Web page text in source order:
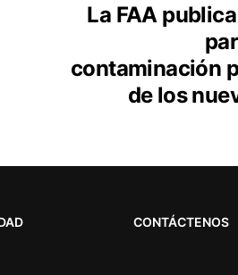
La FAA
contaminación
de los
CONTÁCTENOS